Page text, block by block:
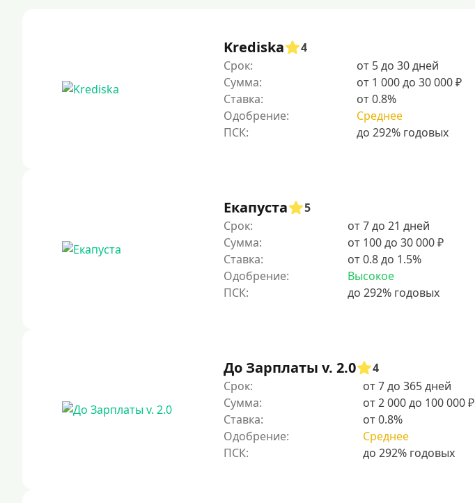
Krediska
4
Срок:
от 5 до 30 дней
Сумма:
от 1 000 до 30 000 ₽
Ставка:
от 0.8%
Одобрение:
Среднее
Екапуста
5
Срок:
от 7 до 21 дней
Сумма:
от 100 до 30 000 ₽
Ставка:
от 0.8 до 1.5%
Одобрение:
Высокое
До Зарплаты v. 2.0
4
Срок:
от 7 до 365 дней
Сумма:
от 2 000 до 100 000 ₽
Ставка:
от 0.8%
Одобрение:
Среднее